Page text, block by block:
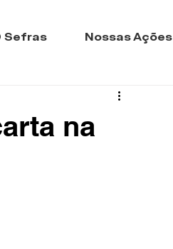
Sefras Nossas Ações
na